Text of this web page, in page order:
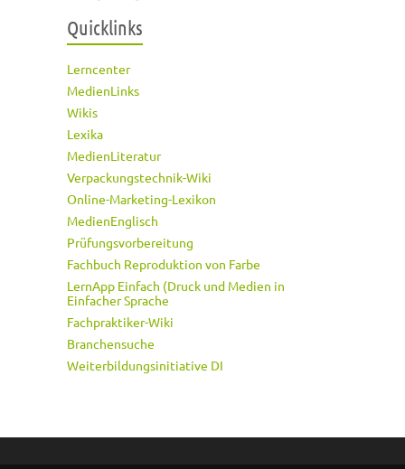
Quicklinks
Lerncenter
MedienLinks
Wikis
Lexika
MedienLiteratur
Verpackungstechnik-Wiki
Online-Marketing-Lexikon
MedienEnglisch
Prüfungsvorbereitung
Fachbuch Reproduktion von Farbe
LernApp Einfach (Druck und Medien in
Einfacher Sprache
Fachpraktiker-Wiki
Branchensuche
Weiterbildungsinitiative DI